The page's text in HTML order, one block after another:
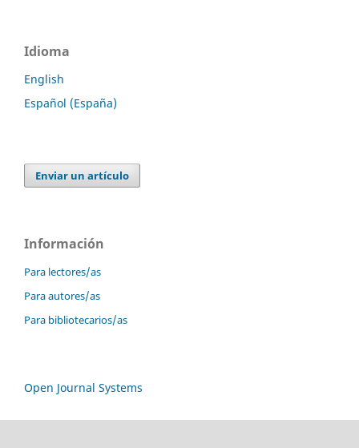
Idioma
English
Español (España)
Enviar un artículo
Información
Para lectores/as
Para autores/as
Para bibliotecarios/as
Open Journal Systems